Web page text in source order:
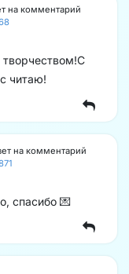
на комментарий
читаю!️
на комментарий
спасибо 💌